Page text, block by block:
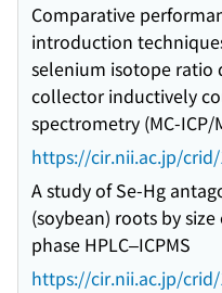
Comparative
introduction
selenium isotope
collector inductively
spectrometry (MC-ICP/
https://cir.nii.ac.jp/crid/
A study of Se-Hg
(soybean) roots by
phase HPLC–ICPMS
https://cir.nii.ac.jp/crid/